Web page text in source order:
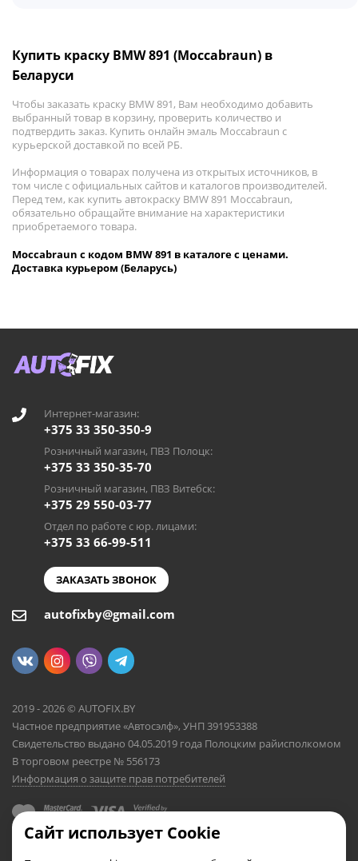
Купить краску BMW 891 (Moccabraun) в
Беларуси
Чтобы заказать краску BMW 891, Вам необходимо добавить
выбранный товар в корзину, проверить количество и
подтвердить заказ. Купить онлайн эмаль Moccabraun с
курьерской доставкой по всей РБ.
Информация о товарах получена из открытых источников, в
том числе с официальных сайтов и каталогов производителей.
Перед тем, как купить автокраску BMW 891 Moccabraun,
обязательно обращайте внимание на характеристики
приобретаемого товара.
Moccabraun с кодом BMW 891 в каталоге с ценами.
Доставка курьером (Беларусь)
Интернет-магазин:
+375 33 350-350-9
Розничный магазин, ПВЗ Полоцк:
+375 33 350-35-70
Розничный магазин, ПВЗ Витебск:
+375 29 550-03-77
Отдел по работе с юр. лицами:
+375 33 66-99-511
ЗАКАЗАТЬ ЗВОНОК
autofixby@gmail.com
2019 - 2026 © AUTOFIX.BY
Частное предприятие «Автосэлф», УНП 391953388
Свидетельство выдано 04.05.2019 года Полоцким райисполкомом
В торговом реестре № 556173
Информация о защите прав потребителей
Сайт использует Cookie